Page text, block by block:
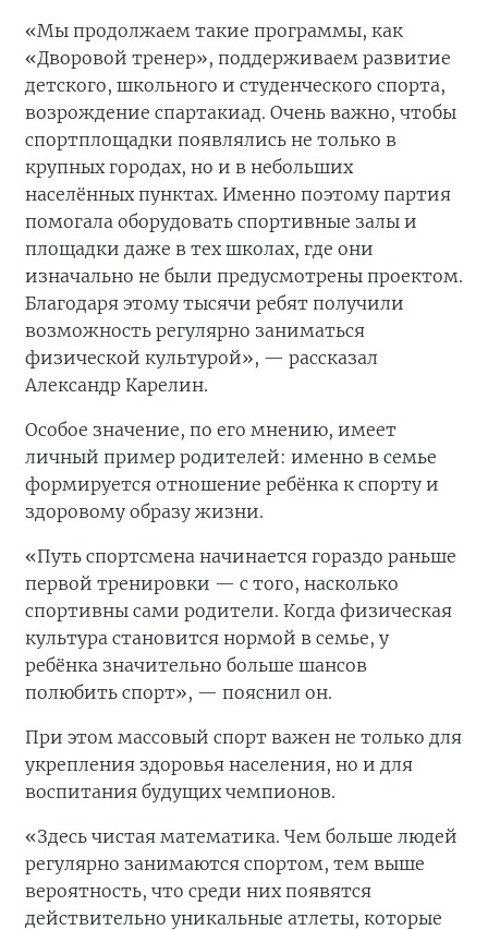
«Мы продолжаем такие программы, как
«Дворовой тренер», поддерживаем развитие
детского, школьного и студенческого спорта,
возрождение спартакиад. Очень важно, чтобы
спортплощадки появлялись не только в
крупных городах, но и в небольших
населённых пунктах. Именно поэтому партия
помогала оборудовать спортивные залы и
площадки даже в тех школах, где они
изначально не были предусмотрены проектом.
Благодаря этому тысячи ребят получили
возможность регулярно заниматься
физической культурой», — рассказал
Александр Карелин.
Особое значение, по его мнению, имеет
личный пример родителей: именно в семье
формируется отношение ребёнка к спорту и
здоровому образу жизни.
«Путь спортсмена начинается гораздо раньше
первой тренировки — с того, насколько
спортивны сами родители. Когда физическая
культура становится нормой в семье, у
ребёнка значительно больше шансов
полюбить спорт», — пояснил он.
При этом массовый спорт важен не только для
укрепления здоровья населения, но и для
воспитания будущих чемпионов.
«Здесь чистая математика. Чем больше людей
регулярно занимаются спортом, тем выше
вероятность, что среди них появятся
действительно уникальные атлеты, которые